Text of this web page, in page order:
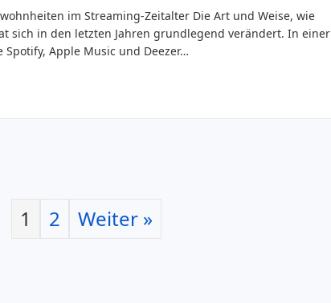
im Streaming-Zeitalter Die Art und Weise, wie
sich in den letzten Jahren grundlegend verändert. In einer
Apple Music und Deezer…
1 2 Weiter »